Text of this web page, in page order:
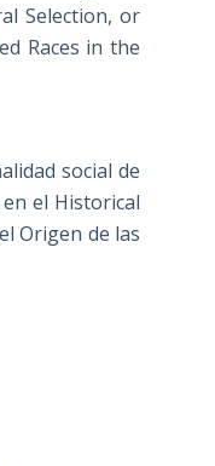
Selection, or
Races in the
social de
el Historical
Origen de las